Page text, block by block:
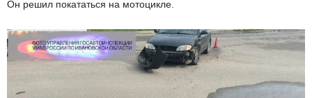
Он решил покататься на мотоцикле.